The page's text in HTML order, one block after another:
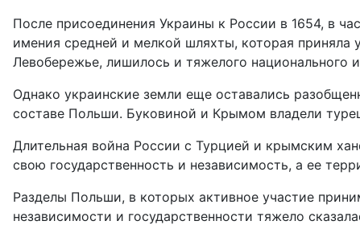
После присоединения Украины к России в 1654, в
имения средней и мелкой шляхты, которая приняла
Левобережье, лишилось и тяжелого национального
Однако украинские земли еще оставались
составе Польши. Буковиной и Крымом владели
Длительная война России с Турцией и крымским
свою государственность и независимость, а ее
Разделы Польши, в которых активное участие
независимости и государственности тяжело